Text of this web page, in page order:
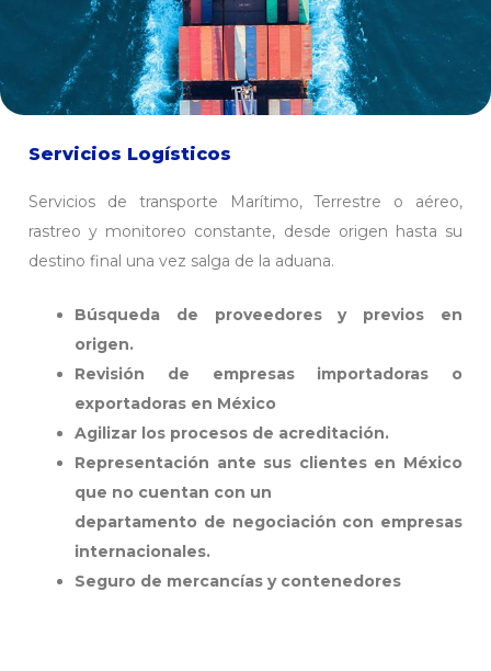
Servicios Logísticos
Servicios de transporte Marítimo, Terrestre o aéreo,
rastreo y monitoreo constante, desde origen hasta su
destino final una vez salga de la aduana.
Búsqueda de proveedores y previos en
origen.
Revisión de empresas importadoras o
exportadoras en México
Agilizar los procesos de acreditación.
Representación ante sus clientes en México
que no cuentan con un
departamento de negociación con empresas
internacionales.
Seguro de mercancías y contenedores